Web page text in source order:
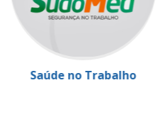
Saúde no Trabalho